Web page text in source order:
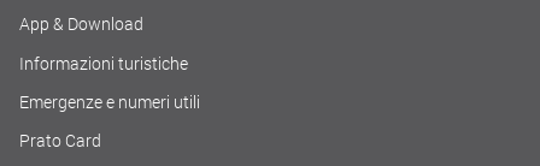
App & Download
Informazioni turistiche
Emergenze e numeri utili
Prato Card